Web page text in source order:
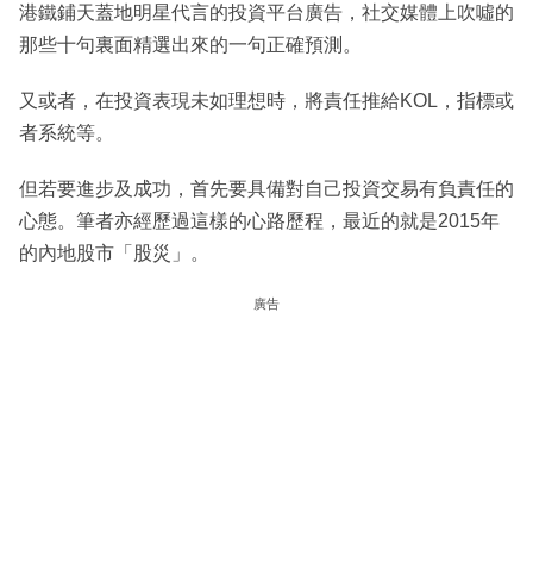
港鐵鋪天蓋地明星代言的投資平台廣告，社交媒體上吹噓的
那些十句裏面精選出來的一句正確預測。
又或者，在投資表現未如理想時，將責任推給KOL，指標或
者系統等。
但若要進步及成功，首先要具備對自己投資交易有負責任的
心態。筆者亦經歷過這樣的心路歷程，最近的就是2015年
的內地股市「股災」。
廣告